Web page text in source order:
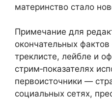
материнство стало
Примечание для
окончательных фактов
треклисте, лейбле и
стрим‑показателях
первоисточники —
социальных сетях,